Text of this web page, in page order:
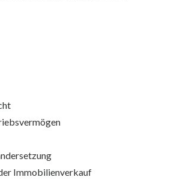
Immobilienverkauf